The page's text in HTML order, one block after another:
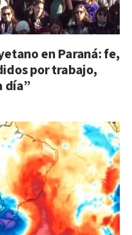
en Paraná: fe,
por trabajo,
día”